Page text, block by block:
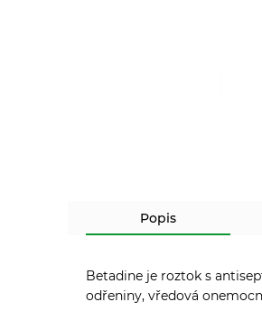
Popis
Betadine je roztok s
odřeniny, vředová